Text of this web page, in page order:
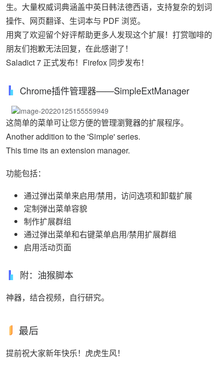
生。大量权威词典涵盖中英日韩法德西语，支持复杂的划词
操作、网页翻译、生词本与 PDF 浏览。
用爽了欢迎留个好评帮助更多人发现这个扩展！打赏咖啡的
朋友们抱歉无法回复，在此感谢了！
Saladict 7 正式发布！Firefox 同步发布！
Chrome插件管理器——SimpleExtManager
这简单的菜单可让您方便的管理瀏覽器的扩展程序。
Another addition to the 'Simple' series.
This time its an extension manager.
功能包括：
通过弹出菜单来启用/禁用，访问选项和卸载扩展
定制弹出菜单容貌
制作扩展群组
通过弹出菜单和右键菜单启用/禁用扩展群组
启用活动页面
附：油猴脚本
神器，结合视频，自行研究。
最后
提前祝大家新年快乐！虎虎生风！